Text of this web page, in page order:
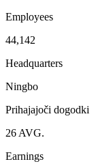
Employees
44,142
Headquarters
Ningbo
Prihajajoči dogodki
26 AVG.
Earnings